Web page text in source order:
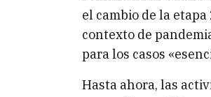
el cambio de la
contexto de
para los casos
Hasta ahora, las